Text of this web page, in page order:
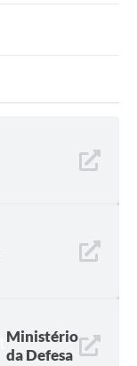
Ministério
da Defesa